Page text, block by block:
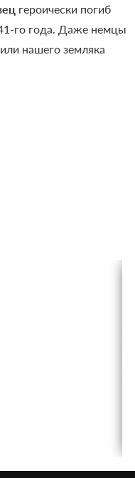
героически погиб
го года. Даже немцы
нашего земляка